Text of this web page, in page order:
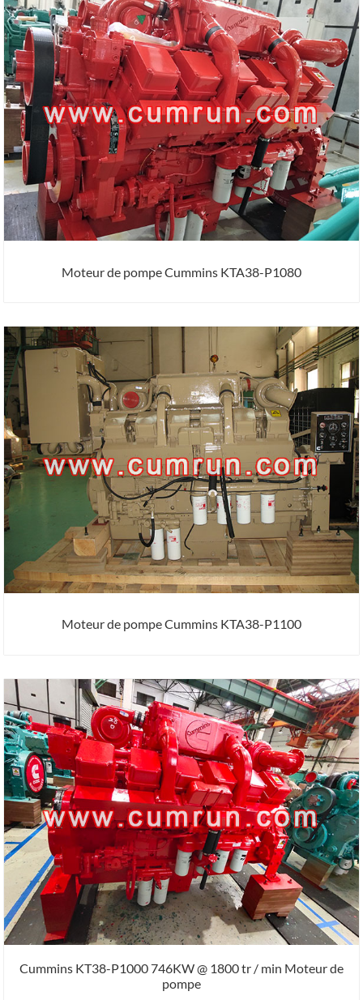
Moteur de pompe Cummins KTA38-P1080
Moteur de pompe Cummins KTA38-P1100
Cummins KT38-P1000 746KW @ 1800 tr / min Moteur de
pompe